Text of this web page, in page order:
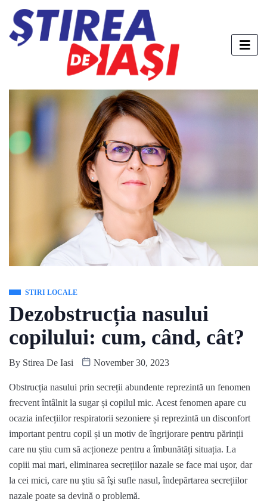
STIRI LOCALE
Dezobstrucția nasului
copilului: cum, când, cât?
By Stirea De Iasi November 30, 2023
Obstrucția nasului prin secreții abundente reprezintă un fenomen
frecvent întâlnit la sugar și copilul mic. Acest fenomen apare cu
ocazia infecțiilor respiratorii sezoniere și reprezintă un disconfort
important pentru copil și un motiv de îngrijorare pentru părinții
care nu știu cum să acționeze pentru a îmbunătăți situația. La
copiii mai mari, eliminarea secrețiilor nazale se face mai uşor, dar
la cei mici, care nu ştiu săîşi sufle nasul, îndepărtarea secrețiilor
nazale poate sa devină o problemă.